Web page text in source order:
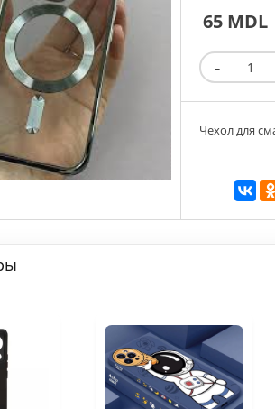
65 MDL
Чехол для